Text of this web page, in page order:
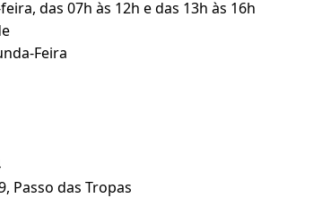
das 07h às 12h e das 13h às 16h
Feira
Passo das Tropas